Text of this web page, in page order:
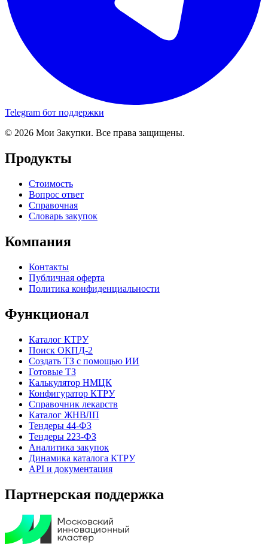
Telegram бот поддержки
© 2026 Мои Закупки. Все права защищены.
Продукты
Стоимость
Вопрос ответ
Справочная
Словарь закупок
Компания
Контакты
Публичная оферта
Политика конфиденциальности
Функционал
Каталог КТРУ
Поиск ОКПД-2
Создать ТЗ с помощью ИИ
Готовые ТЗ
Калькулятор НМЦК
Конфигуратор КТРУ
Справочник лекарств
Каталог ЖНВЛП
Тендеры 44-ФЗ
Тендеры 223-ФЗ
Аналитика закупок
Динамика каталога КТРУ
API и документация
Партнерская поддержка